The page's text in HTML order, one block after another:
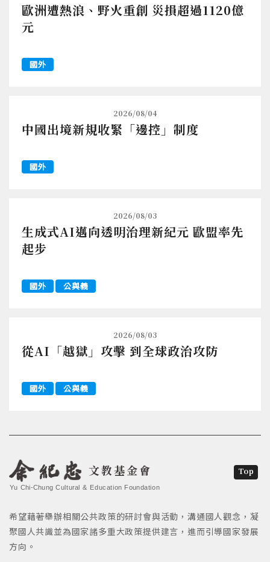
歐洲遭熱浪、野火重創 災損超過1120億
元
國外
2026/08/04
中國出境新規收緊「邊控」制度
國外
2026/08/03
生成式AI邁向透明治理新紀元 歐盟率先
起步
國外 公與義
2026/08/03
從AI「越獄」攻擊 到全球政治攻防
國外 公與義
文教基金會
Yu Chi-Chung Cultural & Education Foundation
希望藉著舉辦相關公共政策的研討會與活動，溝通國人觀念，凝
聚國人共識並為國家諸多重大政策提供建言，進而引導國家發展
方向。
Top